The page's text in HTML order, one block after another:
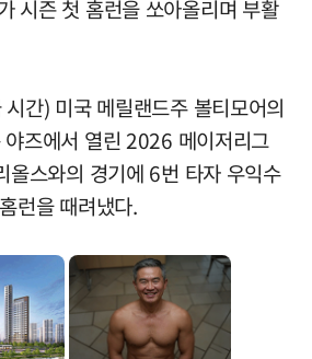
시즌 첫 홈런을 쏘아올리며 부활
간) 미국 메릴랜드주 볼티모어의
즈에서 열린 2026 메이저리그
올스와의 경기에 6번 타자 우익수
런을 때려냈다.